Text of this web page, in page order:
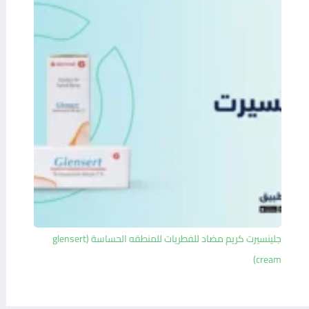
جلينسيرت كريم مضاد للفطريات للمنطقه الحساسة (glensert
cream)